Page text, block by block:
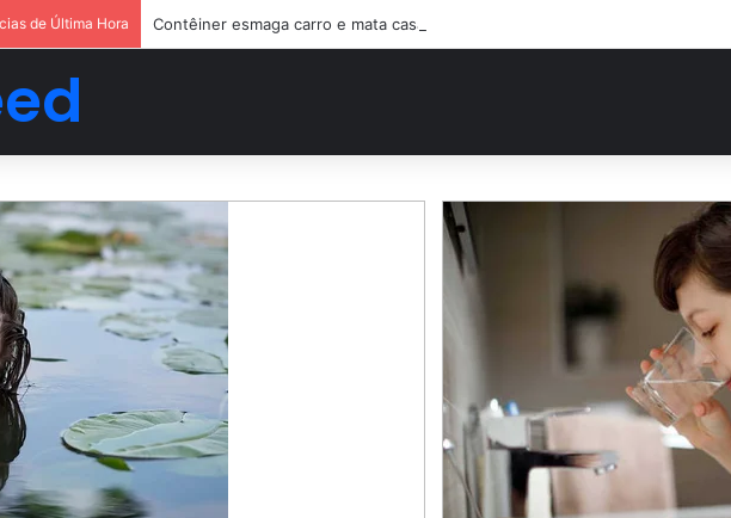
de Última Hora Contêiner esmaga carro e mata casal na BR-470; filho sobreviveu…Ver mais